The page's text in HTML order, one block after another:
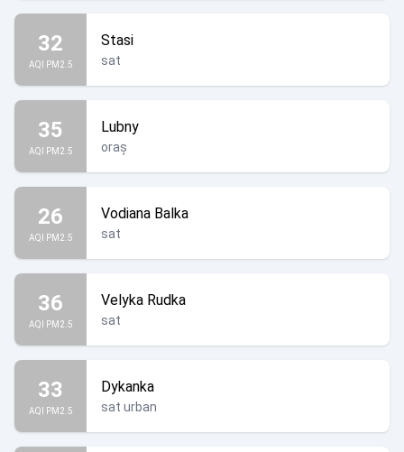
32
AQI PM2.5
Stasi
sat
35
AQI PM2.5
Lubny
oraș
26
AQI PM2.5
Vodiana Balka
sat
36
AQI PM2.5
Velyka Rudka
sat
33
AQI PM2.5
Dykanka
sat urban